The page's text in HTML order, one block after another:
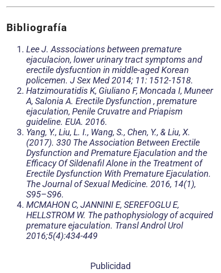
Bibliografía
Lee J. Asssociations between premature
ejaculacion, lower urinary tract symptoms and
erectile dysfucntion in middle-aged Korean
policemen. J Sex Med 2014; 11: 1512-1518.
Hatzimouratidis K, Giuliano F, Moncada I, Muneer
A, Salonia A. Erectile Dysfunction , premature
ejaculation, Penile Cruvatre and Priapism
guideline. EUA. 2016.
Yang, Y., Liu, L. I., Wang, S., Chen, Y., & Liu, X.
(2017). 330 The Association Between Erectile
Dysfunction and Premature Ejaculation and the
Efficacy Of Sildenafil Alone in the Treatment of
Erectile Dysfunction With Premature Ejaculation.
The Journal of Sexual Medicine. 2016, 14(1),
S95–S96.
MCMAHON C, JANNINI E, SEREFOGLU E,
HELLSTROM W. The pathophysiology of acquired
premature ejaculation. Transl Androl Urol
2016;5(4):434-449
Publicidad